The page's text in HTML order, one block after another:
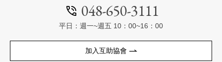
048-650-3111
平日：週一~週五 10：00~16：00
加入互助協會